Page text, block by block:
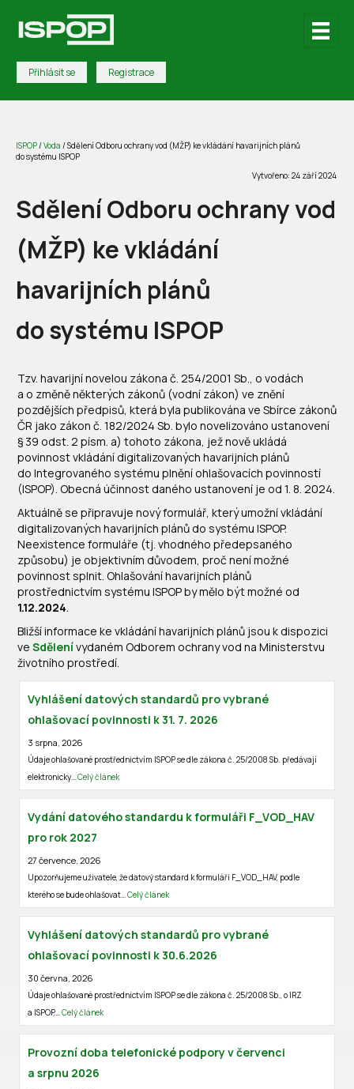
Přihlásit se Registrace
ISPOP/Voda /Sdělení Odboru ochrany vod (MŽP) ke vkládání havarijních plánů
do systému ISPOP
Vytvořeno: 24 září 2024
Sdělení Odboru ochrany vod
(MŽP) ke vkládání
havarijních plánů
do systému ISPOP
Tzv. havarijní novelou zákona č. 254/2001 Sb., o vodách
a o změně některých zákonů (vodní zákon) ve znění
pozdějších předpisů, která byla publikována ve Sbírce zákonů
ČR jako zákon č. 182/2024 Sb. bylo novelizováno ustanovení
§ 39 odst. 2 písm. a) tohoto zákona, jež nově ukládá
povinnost vkládání digitalizovaných havarijních plánů
do Integrovaného systému plnění ohlašovacích povinností
(ISPOP). Obecná účinnost daného ustanovení je od 1. 8. 2024.
Aktuálně se připravuje nový formulář, který umožní vkládání
digitalizovaných havarijních plánů do systému ISPOP.
Neexistence formuláře (tj. vhodného předepsaného
způsobu) je objektivním důvodem, proč není možné
povinnost splnit. Ohlašování havarijních plánů
prostřednictvím systému ISPOP by mělo být možné od
1.12.2024.
Bližší informace ke vkládání havarijních plánů jsou k dispozici
ve Sdělenívydaném Odborem ochrany vod na Ministerstvu
životního prostředí.
Vyhlášení datových standardů pro vybrané
ohlašovací povinnosti k 31. 7. 2026
3 srpna, 2026
Údaje ohlašované prostřednictvím ISPOP se dle zákona č. 25/2008 Sb. předávají
elektronicky…Celý článek
Vydání datového standardu k formuláři F_VOD_HAV
pro rok 2027
27 července, 2026
Upozorňujeme uživatele, že datový standard k formuláři F_VOD_HAV, podle
kterého se bude ohlašovat…Celý článek
Vyhlášení datových standardů pro vybrané
ohlašovací povinnosti k 30.6.2026
30 června, 2026
Údaje ohlašované prostřednictvím ISPOP se dle zákona č. 25/2008 Sb., o IRZ
a ISPOP,…Celý článek
Provozní doba telefonické podpory v červenci
a srpnu 2026